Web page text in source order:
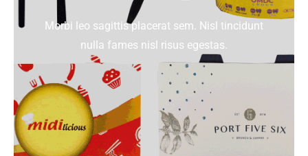
TENTANG HOREKA
HUBUNGI KAMI
Morbi leo sagittis placerat sem. Nisl tincidunt
nulla fames nisl risus egestas.